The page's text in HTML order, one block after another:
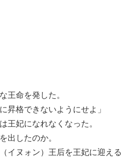
王命を発した。
昇格できないようにせよ」
王妃になれなくなった。
出したのか。
イヌォン）王后を王妃に迎える